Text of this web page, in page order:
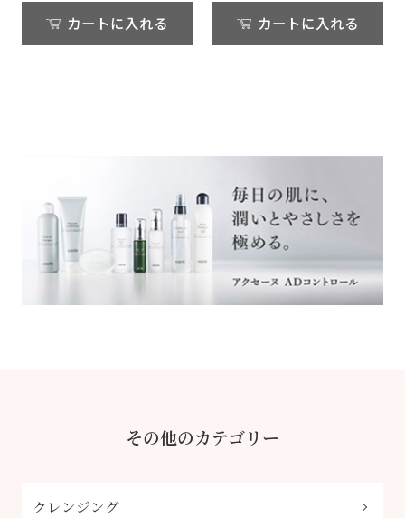
カートに入れる カートに入れる
その他のカテゴリー
クレンジング